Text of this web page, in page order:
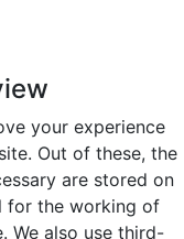
your experience
Out of these, the
are stored on
for the working of
We also use third-